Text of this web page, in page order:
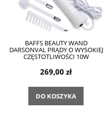
BAFFS BEAUTY WAND
DARSONVAL PRĄDY O WYSOKIEJ
CZĘSTOTLIWOŚCI 10W
269,00 zł
DO KOSZYKA